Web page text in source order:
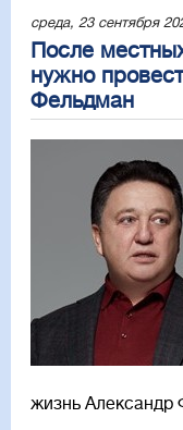
среда, 23 сентября
После
нужно
Фельдман
жизнь Александр